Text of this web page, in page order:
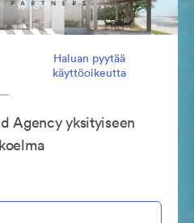
Haluan pyytää
käyttöoikeutta
Agency yksityiseen